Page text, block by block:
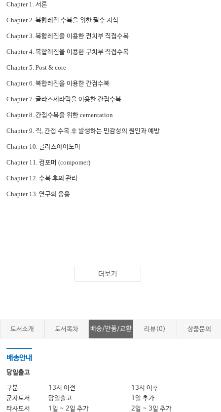
Chapter 1.서론
Chapter 2.복합레진 수복을 위한 필수 지식
Chapter 3.복합레진을 이용한 전치부 직접수복
Chapter 4.복합레진을 이용한 구치부 직접수복
Chapter 5. Post & core
Chapter 6.복합레진을 이용한 간접수복
Chapter 7.글라스세라믹을 이용한 간접수복
Chapter 8.간접수복을 위한cementation
Chapter 9.직,간접 수복 후 발생하는 민감성의 원인과 예방
Chapter 10.글라스아이노머
Chapter 11.컴포머(compomer)
Chapter 12.수복 후의 관리
Chapter 13.연구의 응용
더보기
도서소개 도서목차 배송/반품/교환 리뷰(0) 상품문의
배송안내
당일출고
구분 13시 이전
13시 이후
군자도서
당일출고
1일 추가
타사도서
1일 ~ 2일 추가 2일 ~ 3일 추가